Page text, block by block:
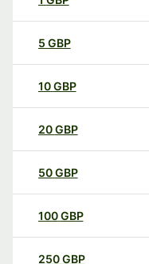
5 GBP
10GBP
20GBP
50GBP
100GBP
250GBP